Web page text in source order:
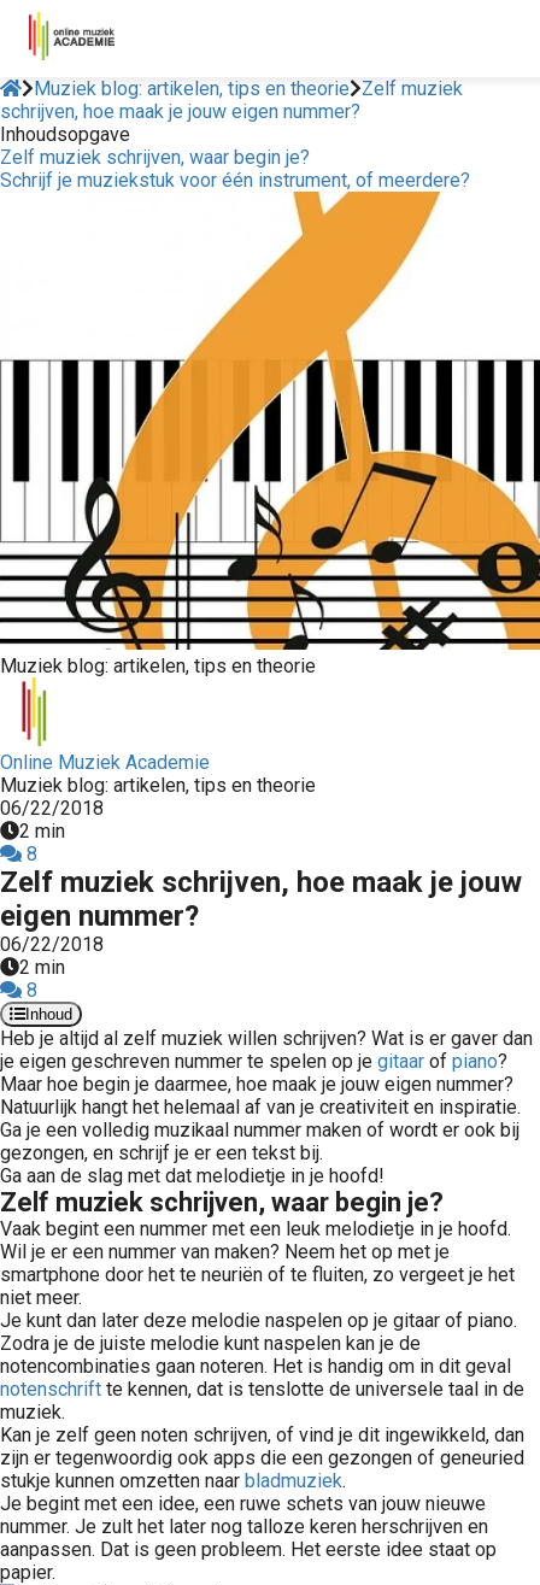
Muziek blog: artikelen, tips en theorie
Zelf muziek
schrijven, hoe maak je jouw eigen nummer?
Inhoudsopgave
Zelf muziek schrijven, waar begin je?
Schrijf je muziekstuk voor één instrument, of meerdere?
Muziek blog: artikelen, tips en theorie
Online Muziek Academie
Muziek blog: artikelen, tips en theorie
06/22/2018
2 min
8
Zelf muziek schrijven, hoe maak je jouw
eigen nummer?
06/22/2018
2 min
8
Inhoud
Heb je altijd al zelf muziek willen schrijven? Wat is er gaver dan
je eigen geschreven nummer te spelen op je gitaar of piano?
Maar hoe begin je daarmee, hoe maak je jouw eigen nummer?
Natuurlijk hangt het helemaal af van je creativiteit en inspiratie.
Ga je een volledig muzikaal nummer maken of wordt er ook bij
gezongen, en schrijf je er een tekst bij.
Ga aan de slag met dat melodietje in je hoofd!
Zelf muziek schrijven, waar begin je?
Vaak begint een nummer met een leuk melodietje in je hoofd.
Wil je er een nummer van maken? Neem het op met je
smartphone door het te neuriën of te fluiten, zo vergeet je het
niet meer.
Je kunt dan later deze melodie naspelen op je gitaar of piano.
Zodra je de juiste melodie kunt naspelen kan je de
notencombinaties gaan noteren. Het is handig om in dit geval
notenschrift te kennen, dat is tenslotte de universele taal in de
muziek.
Kan je zelf geen noten schrijven, of vind je dit ingewikkeld, dan
zijn er tegenwoordig ook apps die een gezongen of geneuried
stukje kunnen omzetten naar bladmuziek.
Je begint met een idee, een ruwe schets van jouw nieuwe
nummer. Je zult het later nog talloze keren herschrijven en
aanpassen. Dat is geen probleem. Het eerste idee staat op
papier.